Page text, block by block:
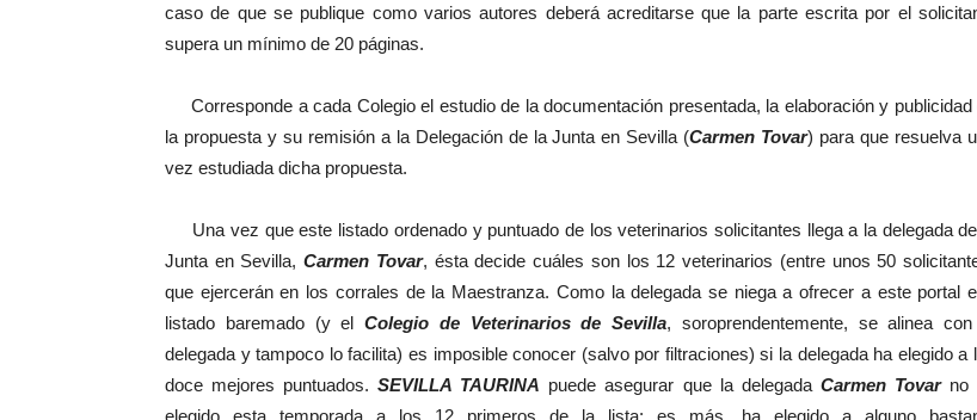
caso de que se publique como varios autores deberá acreditarse que la parte escrita por el
supera un mínimo de 20 páginas.
Corresponde a cada Colegio el estudio de la documentación presentada, la elaboración y publicidad
la propuesta y su remisión a la Delegación de la Junta en Sevilla (Carmen Tovar) para que resuelva
vez estudiada dicha propuesta.
Una vez que este listado ordenado y puntuado de los veterinarios solicitantes llega a la delegada
Junta en Sevilla,Carmen Tovar, ésta decide cuáles son los 12 veterinarios (entre unos 50
que ejercerán en los corrales de la Maestranza. Como la delegada se niega a ofrecer a este portal
listado baremado (y elColegio de Veterinarios de Sevilla, soroprendentemente, se alinea
delegada y tampoco lo facilita) es imposible conocer (salvo por filtraciones) si la delegada ha elegido a
doce mejores puntuados.SEVILLA TAURINA puede asegurar que la delegada Carmen Tovarno
elegido esta temporada a los 12 primeros de la lista; es más, ha elegido a alguno